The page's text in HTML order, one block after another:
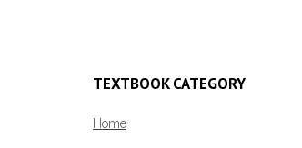
TEXTBOOK CATEGORY
Home